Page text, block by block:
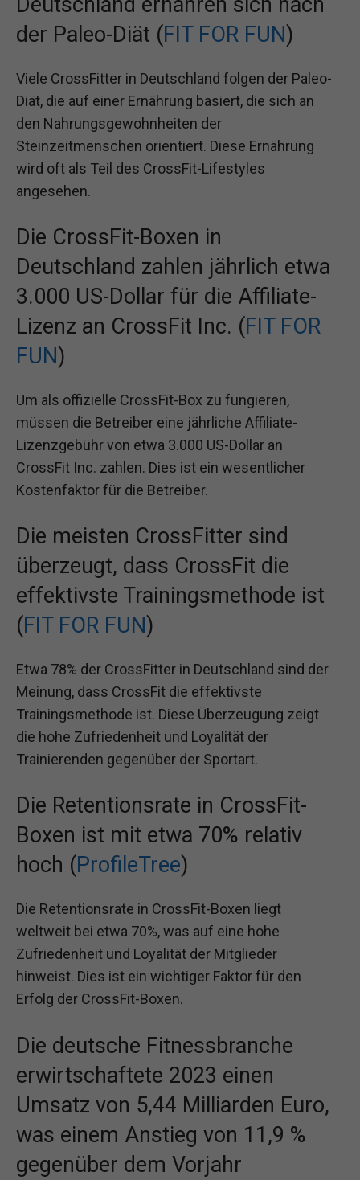
der Paleo-Diät (FIT FOR FUN)
Viele CrossFitter in Deutschland folgen der Paleo-
Diät, die auf einer Ernährung basiert, die sich an
den Nahrungsgewohnheiten der
Steinzeitmenschen orientiert. Diese Ernährung
wird oft als Teil des CrossFit-Lifestyles
angesehen.
Die CrossFit-Boxen in
Deutschland zahlen jährlich etwa
3.000 US-Dollar für die Affiliate-
Lizenz an CrossFit Inc. (FIT FOR
FUN)
Um als offizielle CrossFit-Box zu fungieren,
müssen die Betreiber eine jährliche Affiliate-
Lizenzgebühr von etwa 3.000 US-Dollar an
CrossFit Inc. zahlen. Dies ist ein wesentlicher
Kostenfaktor für die Betreiber.
Die meisten CrossFitter sind
überzeugt, dass CrossFit die
effektivste Trainingsmethode ist
(FIT FOR FUN)
Etwa 78% der CrossFitter in Deutschland sind der
Meinung, dass CrossFit die effektivste
Trainingsmethode ist. Diese Überzeugung zeigt
die hohe Zufriedenheit und Loyalität der
Trainierenden gegenüber der Sportart.
Die Retentionsrate in CrossFit-
Boxen ist mit etwa 70% relativ
hoch (ProfileTree)
Die Retentionsrate in CrossFit-Boxen liegt
weltweit bei etwa 70%, was auf eine hohe
Zufriedenheit und Loyalität der Mitglieder
hinweist. Dies ist ein wichtiger Faktor für den
Erfolg der CrossFit-Boxen.
Die deutsche Fitnessbranche
erwirtschaftete 2023 einen
Umsatz von 5,44 Milliarden Euro,
was einem Anstieg von 11,9 %
gegenüber dem Vorjahr